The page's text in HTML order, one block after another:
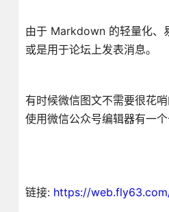
由于 Markdown 的轻量化、
或是用于论坛上发表消息。
有时候微信图文不需要很花
使用微信公众号编辑器有一
链接: https://